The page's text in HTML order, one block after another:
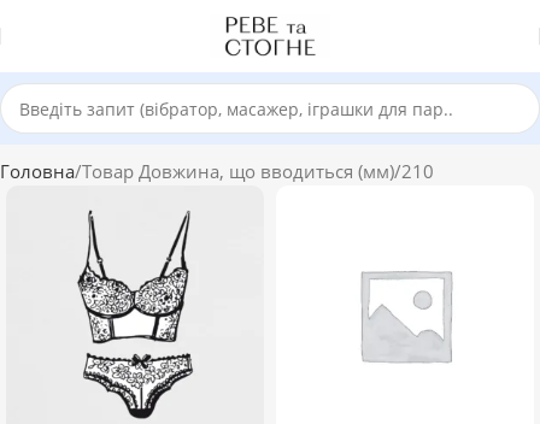
Головна Товар Довжина, що вводиться (мм) 210